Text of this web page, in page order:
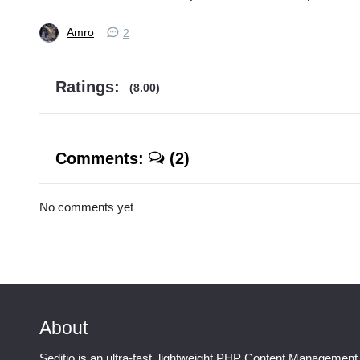
Amro 2
Ratings: (8.00)
Comments: (2)
No comments yet
About